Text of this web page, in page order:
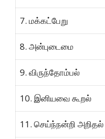
7. மக்கட்பேறு
8. அன்புடைமை
9. விருந்தோம்பல்
10. இனியவை கூறல்
11. செய்ந்நன்றி அறிதல்